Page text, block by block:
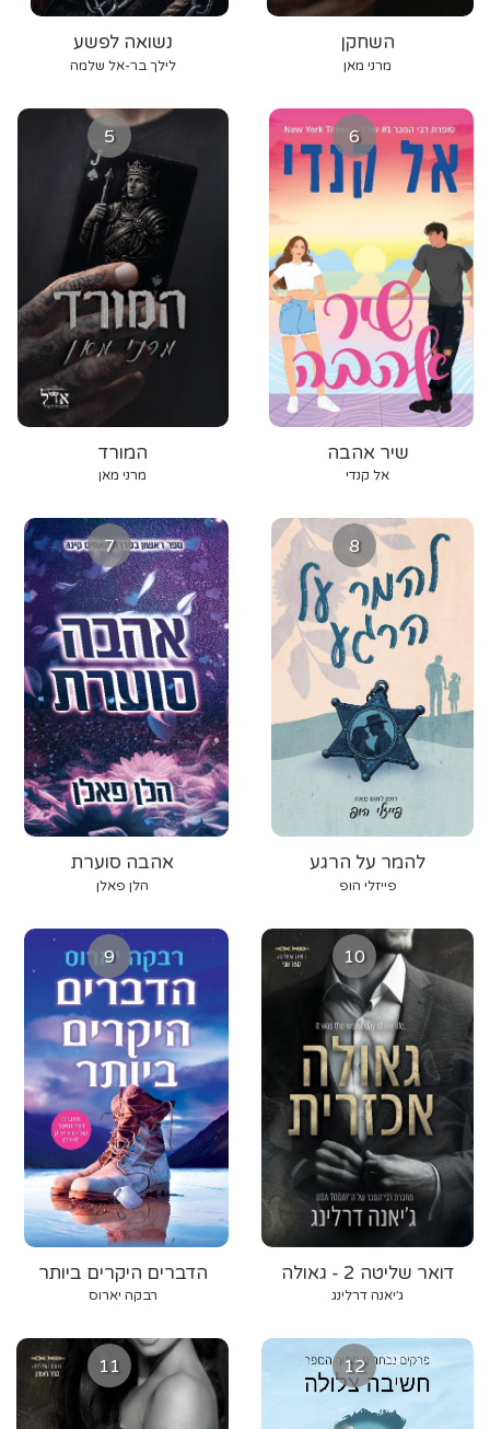
נשואה לפשע
לילך בר-אל שלמה
השחקן
מרני מאן
5
המורד
מרני מאן
6
שיר אהבה
אל קנדי
7
אהבה סוערת
הלן פאלן
8
להמר על הרגע
פייזלי הופ
9
הדברים היקרים ביותר
רבקה יארוס
10
דואר שליטה 2 - גאולה
אכזרית
ג׳יאנה דרלינג
11 12